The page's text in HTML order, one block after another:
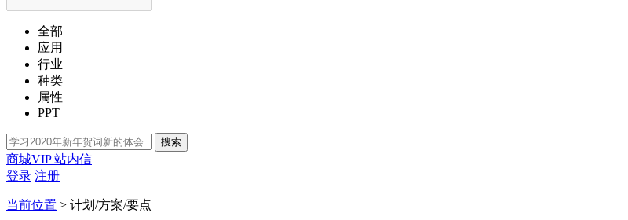
全部
应用
行业
种类
属性
PPT
搜索
商城VIP站内信
登录 注册
当前位置 > 计划/方案/要点